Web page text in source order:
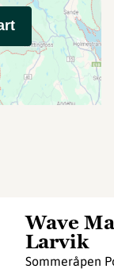
Wave
Larvik
Sommeråpen